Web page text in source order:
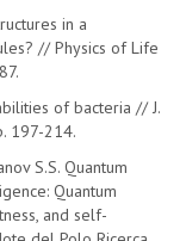
in a
// Physics of Life
of bacteria // J.
197-214.
S.S. Quantum
Quantum
and self-